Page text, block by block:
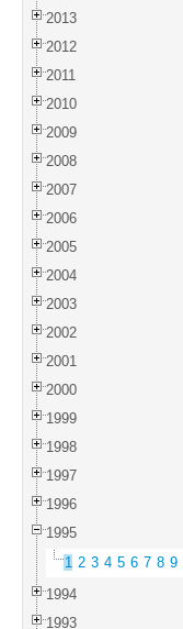
2013
2012
2011
2010
2009
2008
2007
2006
2005
2004
2003
2002
2001
2000
1999
1998
1997
1996
1995
1 2 3 4 5 6 7 8 9
1994
1993